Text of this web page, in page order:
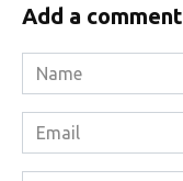
Add a comment
Name
*
Email
*